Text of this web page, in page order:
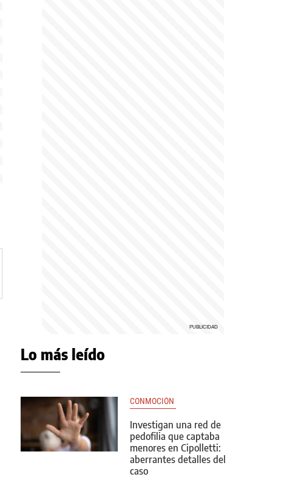
Lo más leído
CONMOCIÓN
Investigan una red de
pedofilia que captaba
menores en Cipolletti:
aberrantes detalles del
caso